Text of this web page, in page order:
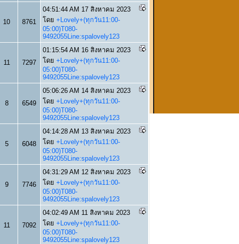
10 8761
04:51:44 AM 17 สิงหาคม 2023
โดย +Lovely+(ทุกวัน11:00-
05:00)T080-
9492055Line:spalovely123
11 7297
01:15:54 AM 16 สิงหาคม 2023
โดย +Lovely+(ทุกวัน11:00-
05:00)T080-
9492055Line:spalovely123
8 6549
05:06:26 AM 14 สิงหาคม 2023
โดย +Lovely+(ทุกวัน11:00-
05:00)T080-
9492055Line:spalovely123
5 6048
04:14:28 AM 13 สิงหาคม 2023
โดย +Lovely+(ทุกวัน11:00-
05:00)T080-
9492055Line:spalovely123
9 7746
04:31:29 AM 12 สิงหาคม 2023
โดย +Lovely+(ทุกวัน11:00-
05:00)T080-
9492055Line:spalovely123
11 7092
04:02:49 AM 11 สิงหาคม 2023
โดย +Lovely+(ทุกวัน11:00-
05:00)T080-
9492055Line:spalovely123